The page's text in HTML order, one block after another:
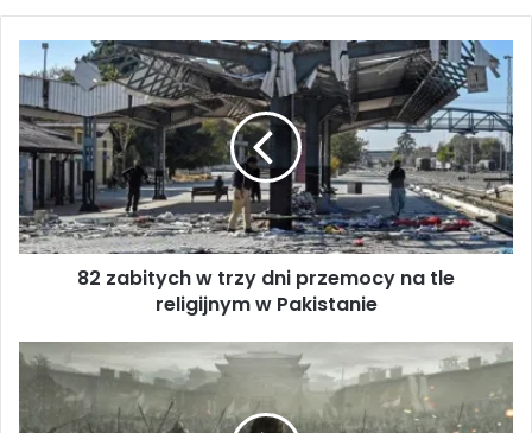
2
z
a
b
i
t
y
c
r
d
82 zabitych w trzy dni przemocy na tle
religijnym w Pakistanie
S
d